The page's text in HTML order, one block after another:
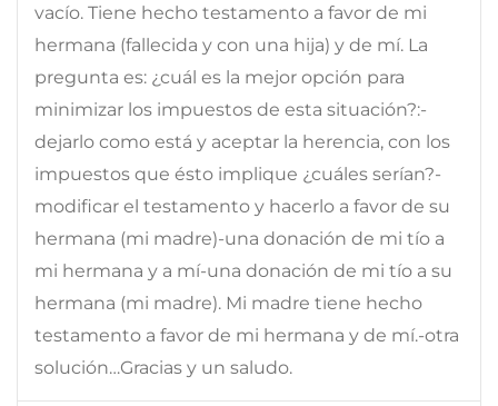
vacío. Tiene hecho testamento a favor de mi
hermana (fallecida y con una hija) y de mí. La
pregunta es: ¿cuál es la mejor opción para
minimizar los impuestos de esta situación?:-
dejarlo como está y aceptar la herencia, con los
impuestos que ésto implique ¿cuáles serían?-
modificar el testamento y hacerlo a favor de su
hermana (mi madre)-una donación de mi tío a
mi hermana y a mí-una donación de mi tío a su
hermana (mi madre). Mi madre tiene hecho
testamento a favor de mi hermana y de mí.-otra
solución…Gracias y un saludo.